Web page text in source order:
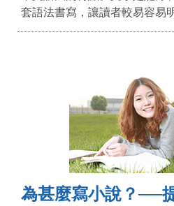
套語法書寫，讓讀者較易容易
為甚麼寫小說？──